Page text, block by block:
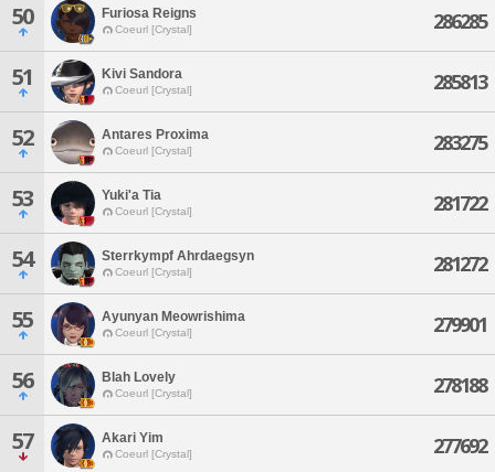
50 Furiosa Reigns
Coeurl [Crystal] 286285
51 Kivi Sandora
Coeurl [Crystal] 285813
52 Antares Proxima
Coeurl [Crystal] 283275
53 Yuki'a Tia
Coeurl [Crystal] 281722
54 Sterrkympf Ahrdaegsyn
Coeurl [Crystal] 281272
55 Ayunyan Meowrishima
Coeurl [Crystal] 279901
56 Blah Lovely
Coeurl [Crystal] 278188
57 Akari Yim
Coeurl [Crystal] 277692